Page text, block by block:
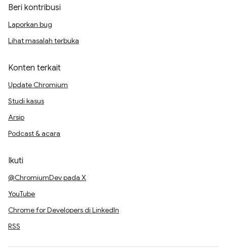
Beri kontribusi
Laporkan bug
Lihat masalah terbuka
Konten terkait
Update Chromium
Studi kasus
Arsip
Podcast & acara
Ikuti
@ChromiumDev pada X
YouTube
Chrome for Developers di LinkedIn
RSS